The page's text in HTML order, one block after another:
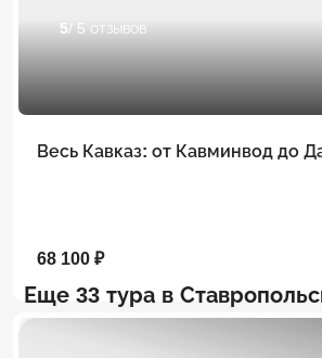
5/ 5 отзывов
Весь Кавказ: от Кавминвод до
68 100 ₽
Еще 33 тура в